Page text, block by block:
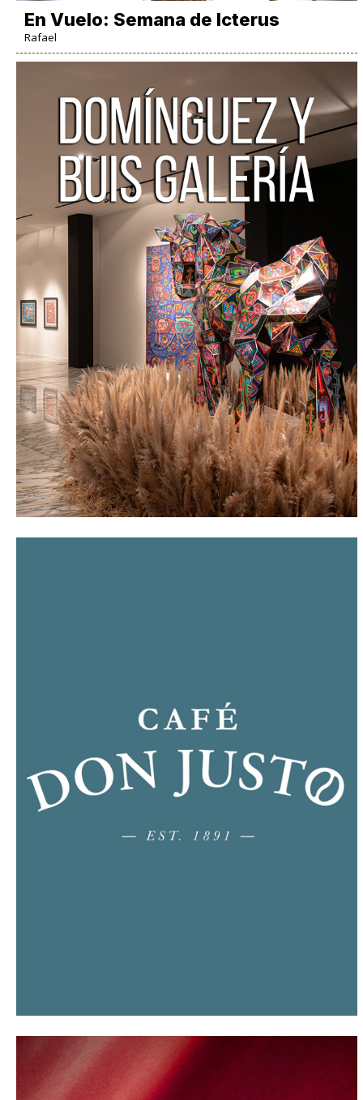
En Vuelo: Semana de Icterus
Rafael